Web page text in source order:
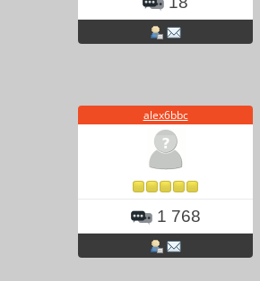
alex6bbc
1 768